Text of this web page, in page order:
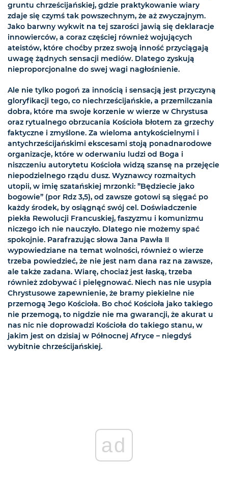
gruntu chrześcijańskiej, gdzie praktykowanie wiary
zdaje się czymś tak powszechnym, że aż zwyczajnym.
Jako barwny wykwit na tej szarości jawią się deklaracje
innowierców, a coraz częściej również wojujących
ateistów, które choćby przez swoją inność przyciągają
uwagę żądnych sensacji mediów. Dlatego zyskują
nieproporcjonalne do swej wagi nagłośnienie.
Ale nie tylko pogoń za innością i sensacją jest przyczyną
gloryfikacji tego, co niechrześcijańskie, a przemilczania
dobra, które ma swoje korzenie w wierze w Chrystusa
oraz rytualnego obrzucania Kościoła błotem za grzechy
faktyczne i zmyślone. Za wieloma antykościelnymi i
antychrześcijańskimi ekscesami stoją ponadnarodowe
organizacje, które w oderwaniu ludzi od Boga i
niszczeniu autorytetu Kościoła widzą szansę na przejęcie
niepodzielnego rządu dusz. Wyznawcy rozmaitych
utopii, w imię szatańskiej mrzonki: ”Będziecie jako
bogowie” (por Rdz 3,5), od zawsze gotowi są sięgać po
każdy środek, by osiągnąć swój cel. Doświadczenie
piekła Rewolucji Francuskiej, faszyzmu i komunizmu
niczego ich nie nauczyło. Dlatego nie możemy spać
spokojnie. Parafrazując słowa Jana Pawła II
wypowiedziane na temat wolności, również o wierze
trzeba powiedzieć, że nie jest nam dana raz na zawsze,
ale także zadana. Wiarę, chociaż jest łaską, trzeba
również zdobywać i pielęgnować. Niech nas nie usypia
Chrystusowe zapewnienie, że bramy piekielne nie
przemogą Jego Kościoła. Bo choć Kościoła jako takiego
nie przemogą, to nigdzie nie ma gwarancji, że akurat u
nas nic nie doprowadzi Kościoła do takiego stanu, w
jakim jest on dzisiaj w Północnej Afryce – niegdyś
wybitnie chrześcijańskiej.
ad